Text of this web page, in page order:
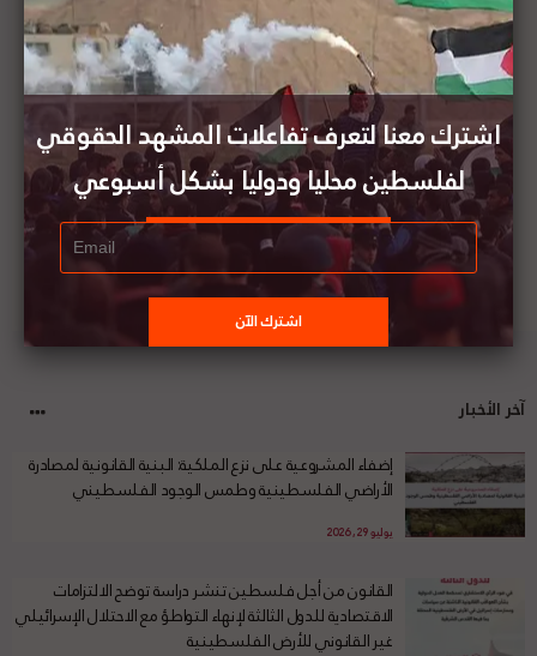
نائب مندوب الصين لدى الأمم المتحدة يؤكد رفض
بلاده للضم ودعمها عقد مؤتمر دولي للسلام
آخر الأخبار
إضفاء المشروعية على نزع الملكية: البنية القانونية لمصادرة
الأراضي الفلسطينية وطمس الوجود الفلسطيني
يوليو 29, 2026
القانون من أجل فلسطين تنشر دراسة توضح الالتزامات
الاقتصادية للدول الثالثة لإنهاء التواطؤ مع الاحتلال الإسرائيلي
غير القانوني للأرض الفلسطينية
اشترك معنا لتعرف تفاعلات المشهد الحقوقي
لفلسطين محليا ودوليا بشكل أسبوعي